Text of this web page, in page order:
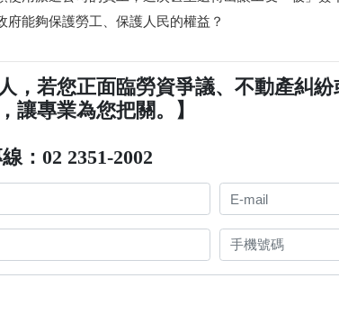
府能夠保護勞工、保護人民的權益？
，若您正面臨勞資爭議、不動產糾
讓專業為您把關。】
：02 2351-2002